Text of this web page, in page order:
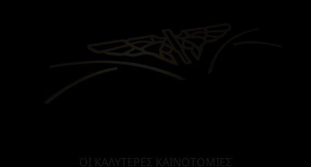
ΟΙ ΚΑΛΥΤΕΡΕΣ ΚΑΙΝΟΤΟΜΙΕΣ